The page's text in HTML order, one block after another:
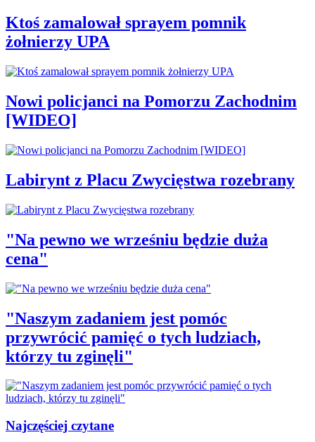
Ktoś zamalował sprayem pomnik
żołnierzy UPA
Nowi policjanci na Pomorzu Zachodnim
[WIDEO]
Labirynt z Placu Zwycięstwa rozebrany
"Na pewno we wrześniu będzie duża
cena"
"Naszym zadaniem jest pomóc
przywrócić pamięć o tych ludziach,
którzy tu zginęli"
Najczęściej czytane